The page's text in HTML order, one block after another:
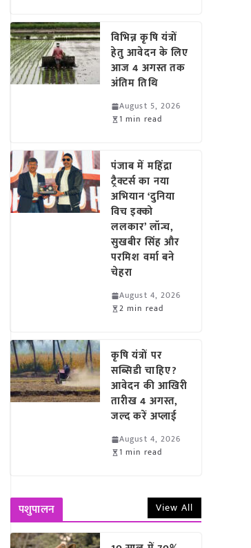
विभिन्न कृषि यंत्रों
हेतु आवेदन के लिए
आज 4 अगस्त तक
अंतिम तिथि
August 5, 2026
1 min read
पंजाब में महिंद्रा
ट्रैक्टर्स का नया
अभियान ‘दुनिया
विच इक्को
ललकार’ लॉन्च,
सुखबीर सिंह और
परमिश वर्मा बने
चेहरा
August 4, 2026
2 min read
कृषि यंत्रों पर
सब्सिडी चाहिए?
आवेदन की आखिरी
तारीख 4 अगस्त,
जल्द करें अप्लाई
August 4, 2026
1 min read
पशुपालन View All